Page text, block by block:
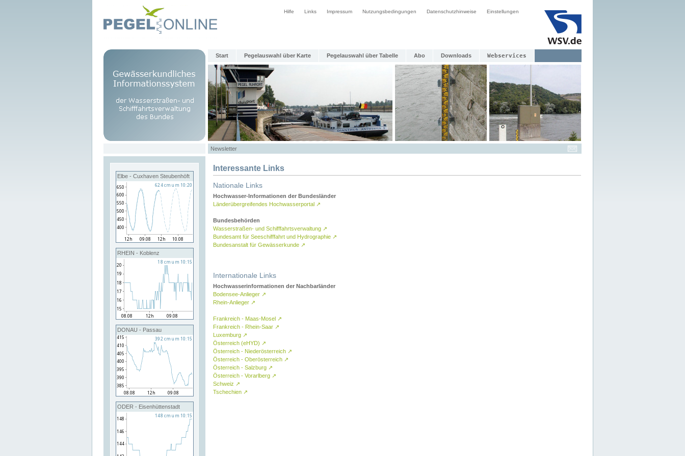
Hilfe Links Impressum Nutzungsbedingungen Datenschutzhinweise Einstellungen
Start Pegelauswahl über Karte Pegelauswahl über Tabelle Abo Downloads Webservices
Newsletter
Elbe - Cuxhaven Steubenhöft
RHEIN - Koblenz
DONAU - Passau
ODER - Eisenhüttenstadt
Interessante Links
Nationale Links
Hochwasser-Informationen der Bundesländer
Länderübergreifendes Hochwasserportal ↗
Bundesbehörden
Wasserstraßen- und Schifffahrtsverwaltung ↗
Bundesamt für Seeschifffahrt und Hydrographie ↗
Bundesanstalt für Gewässerkunde ↗
Internationale Links
Hochwasserinformationen der Nachbarländer
Bodensee-Anlieger ↗
Rhein-Anlieger ↗
Frankreich - Maas-Mosel ↗
Frankreich - Rhein-Saar ↗
Luxemburg ↗
Österreich (eHYD) ↗
Österreich - Niederösterreich ↗
Österreich - Oberösterreich ↗
Österreich - Salzburg ↗
Österreich - Vorarlberg ↗
Schweiz ↗
Tschechien ↗